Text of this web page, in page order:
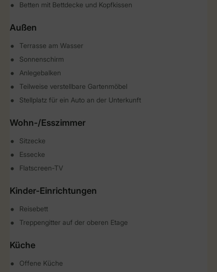
Betten mit Bettdecke und Kopfkissen
Außen
Terrasse am Wasser
Sonnenschirm
Anlegebalken
Teilweise verstellbare Gartenmöbel
Stellplatz für ein Auto an der Unterkunft
Wohn-/Esszimmer
Sitzecke
Essecke
Flatscreen-TV
Kinder-Einrichtungen
Reisebett
Treppengitter auf der oberen Etage
Küche
Offene Küche